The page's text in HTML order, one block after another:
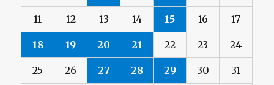
11 12 13 14 15 16 17
18 19 20 21 22 23 24
25 26 27 28 29 30 31